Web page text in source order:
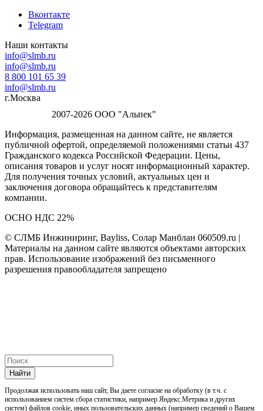
Вконтакте
Telegram
Наши контакты
info@slmb.ru
info@slmb.ru
8 800 101 65 39
info@slmb.ru
г.Москва
2007-2026 ООО "Альпек"
Информация, размещенная на данном сайте, не является
публичной офертой, определяемой положениями статьи 437
Гражданского кодекса Российской Федерации. Цены,
описания товаров и услуг носят информационный характер.
Для получения точных условий, актуальных цен и
заключения договора обращайтесь к представителям
компании.
ОСНО НДС 22%
© СЛМБ Инжиниринг, Bayliss, Солар Манблан 060509.ru |
Материалы на данном сайте являются объектами авторских
прав. Использование изображений без письменного
разрешения правообладателя запрещено
Найти
Продолжая использовать наш cайт, Вы даете согласие на обработку (в т.ч. с
использованием систем сбора статистики, например Яндекс.Метрика и других
систем) файлов cookie, иных пользовательских данных (например сведений о Вашем